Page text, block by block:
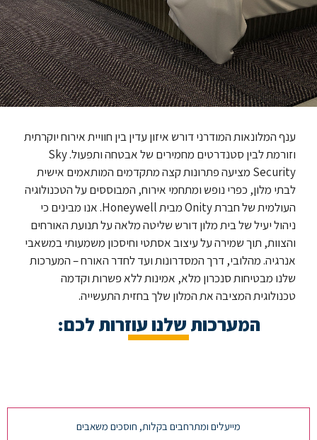
ענף המלונאות המודרני דורש איזון עדין בין חוויית אירוח יוקרתית
וזורמת לבין סטנדרטים מחמירים של אבטחה ותפעול. Sky
Security מציעה פתרונות קצה מתקדמים המותאמים אישית
לבתי מלון, כפרי נופש ומתחמי אירוח, המבוססים על הטכנולוגיה
העולמית של חברת Onity מבית Honeywell. אנו מבינים כי
ניהול יעיל של בית מלון דורש שליטה מלאה על תנועת האורחים
והצוות, תוך שמירה על עיצוב אסתטי וחיסכון משמעותי במשאבי
אנרגיה. מהלובי, דרך המסדרונות ועד לחדר האורח – המערכות
שלנו מבטיחות סנכרון מלא, אמינות ללא פשרות וקדמה
טכנולוגית המציבה את המלון שלך בחזית התעשייה.
המערכות שלנו עוזרות לכם:
מייעלים ומתרחבים בקלות, חוסכים משאבים